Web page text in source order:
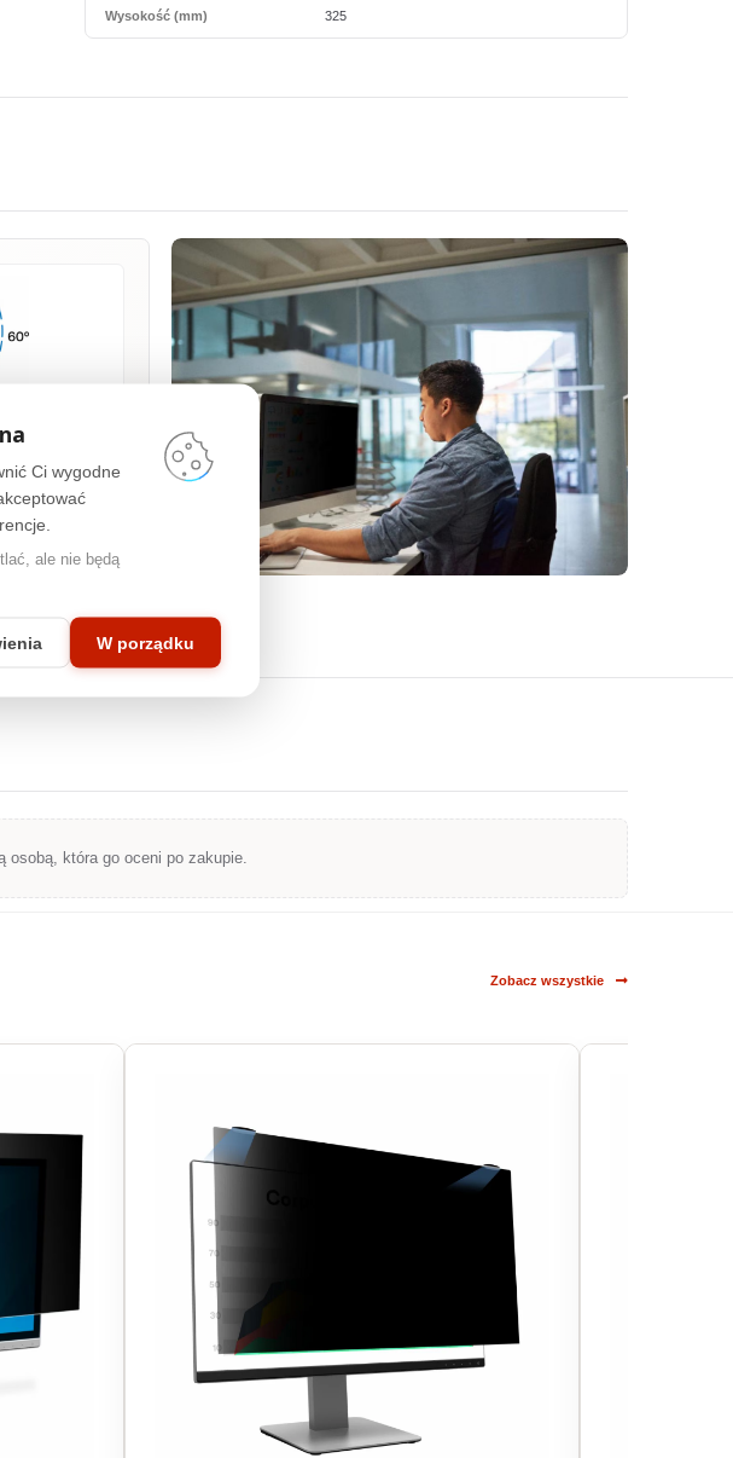
Wysokość (mm) 325
osób siedzących
stronie, dlatego
miejscach
która go oceni po zakupie.
Zobacz wszystkie
Ci wygodne
ale nie będą
W porządku